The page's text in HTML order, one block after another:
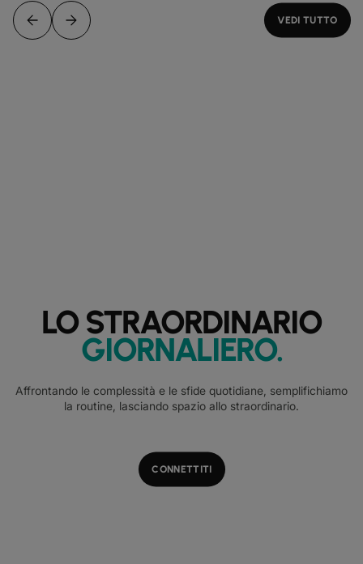
VEDI TUTTO
LO STRAORDINARIO
GIORNALIERO.
Affrontando le complessità e le sfide quotidiane, semplifichiamo
la routine, lasciando spazio allo straordinario.
CONNETTITI